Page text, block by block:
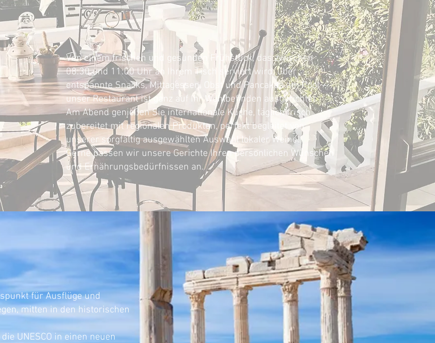
Von einem frischen und gesunden Frühstück, das zwischen
08:30 und 11:00 Uhr an Ihrem Tisch serviert wird, über
entspannte Snacks, Mittagessen, Obst und Pancakes am Pool –
unser Restaurant ist ganz auf Ihr Wohlbefinden ausgerichtet.
Am Abend genießen Sie internationale Küche, täglich frisch
zubereitet mit regionalen Produkten, perfekt begleitet von
unserer sorgfältig ausgewählten Auswahl lokaler Weine.
Gerne passen wir unsere Gerichte Ihren persönlichen Wünschen
und Ernährungsbedürfnissen an.
side
für Ausflüge und
mitten in den historischen
UNESCO in einen neuen